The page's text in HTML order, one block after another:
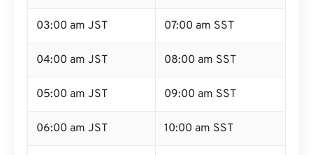
03:00 am JST 07:00 am SST
04:00 am JST 08:00 am SST
05:00 am JST 09:00 am SST
06:00 am JST 10:00 am SST